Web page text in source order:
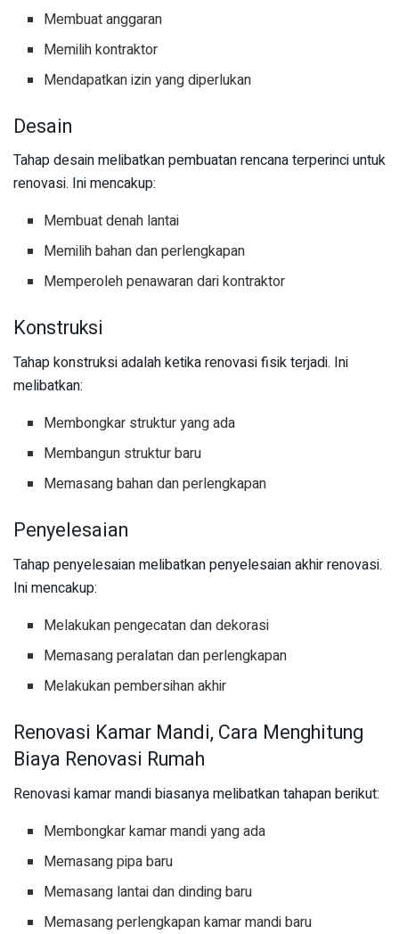
Membuat anggaran
Memilih kontraktor
Mendapatkan izin yang diperlukan
Desain
Tahap desain melibatkan pembuatan rencana terperinci untuk
renovasi. Ini mencakup:
Membuat denah lantai
Memilih bahan dan perlengkapan
Memperoleh penawaran dari kontraktor
Konstruksi
Tahap konstruksi adalah ketika renovasi fisik terjadi. Ini
melibatkan:
Membongkar struktur yang ada
Membangun struktur baru
Memasang bahan dan perlengkapan
Penyelesaian
Tahap penyelesaian melibatkan penyelesaian akhir renovasi.
Ini mencakup:
Melakukan pengecatan dan dekorasi
Memasang peralatan dan perlengkapan
Melakukan pembersihan akhir
Renovasi Kamar Mandi, Cara Menghitung
Biaya Renovasi Rumah
Renovasi kamar mandi biasanya melibatkan tahapan berikut:
Membongkar kamar mandi yang ada
Memasang pipa baru
Memasang lantai dan dinding baru
Memasang perlengkapan kamar mandi baru